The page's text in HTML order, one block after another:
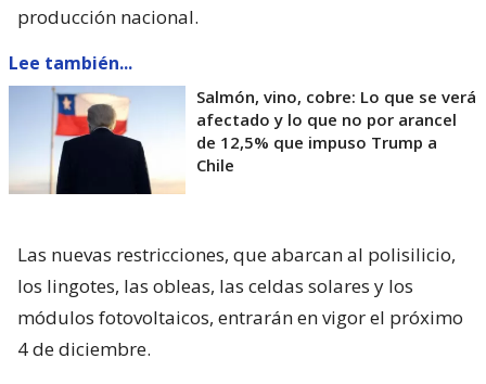
producción nacional.
Lee también...
Salmón, vino, cobre: Lo que se verá
afectado y lo que no por arancel
de 12,5% que impuso Trump a
Chile
Las nuevas restricciones, que abarcan al polisilicio,
los lingotes, las obleas, las celdas solares y los
módulos fotovoltaicos, entrarán en vigor el próximo
4 de diciembre.